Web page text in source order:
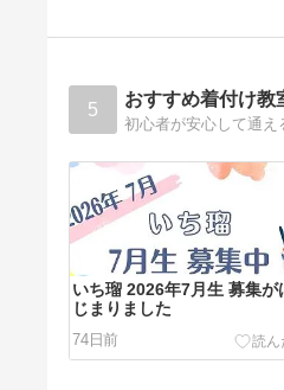
5 おすすめ着付け教
いち瑠 2026年7月生 募集が
じまりました
74日前